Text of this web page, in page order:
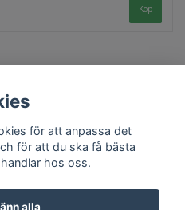
Köp
Köpvillkor
för att anpassa det
för att du ska få bästa
hos oss.
alla